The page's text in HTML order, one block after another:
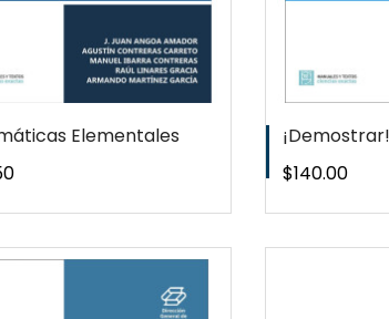
Elementales
Precio
$140.00